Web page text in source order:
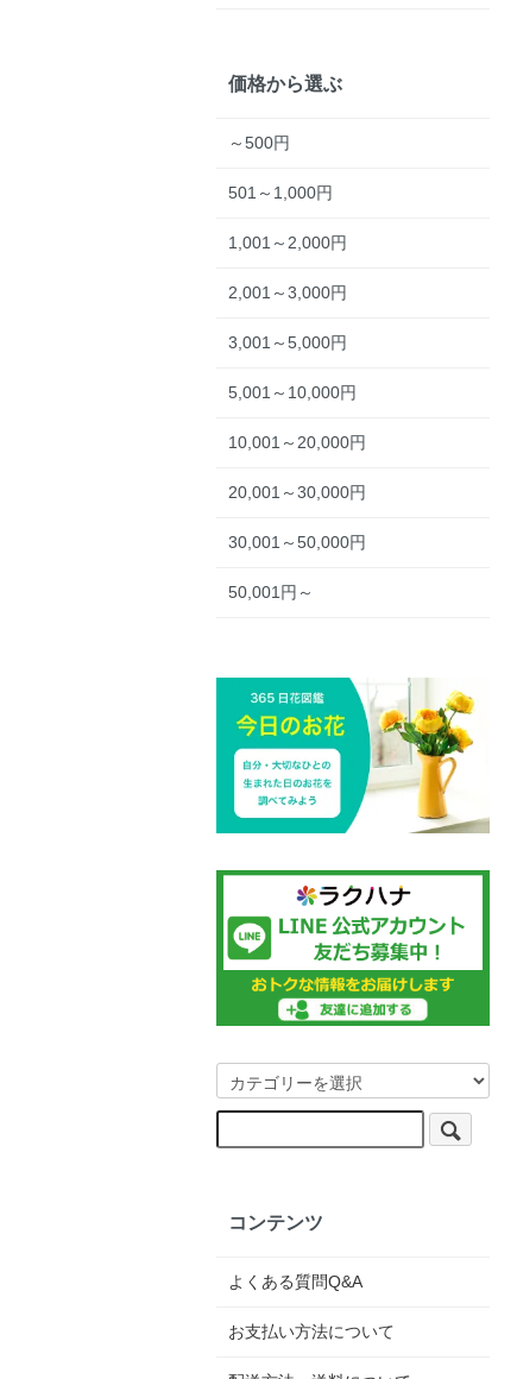
価格から選ぶ
～500円
501～1,000円
1,001～2,000円
2,001～3,000円
3,001～5,000円
5,001～10,000円
10,001～20,000円
20,001～30,000円
30,001～50,000円
50,001円～
コンテンツ
よくある質問Q&A
お支払い方法について